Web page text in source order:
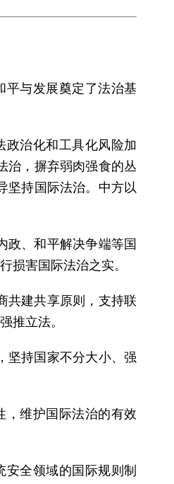
平与发展奠定了法治基
政治化和工具化风险加
治，摒弃弱肉强食的丛
坚持国际法治。中方以
政、和平解决争端等国
损害国际法治之实。
共建共享原则，支持联
推立法。
坚持国家不分大小、强
，维护国际法治的有效
全领域的国际规则制